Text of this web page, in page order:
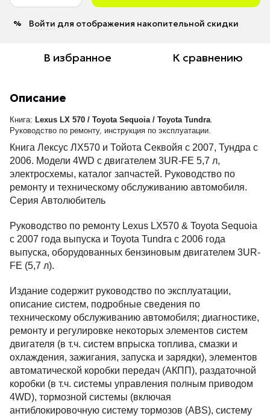
% Войти для отображения накопительной скидки
В избранное К сравнению
Описание
Книга: Lexus LX 570 / Toyota Sequoia / Toyota Tundra
Руководство по ремонту, инструкция по эксплуатации.
Книга Лексус ЛХ570 и Тойота Секвойя с 2007, Тундра с
2006. Модели 4WD c двигателем 3UR-FE 5,7 л,
электросхемы, каталог запчастей. Руководство по
ремонту и техническому обслуживанию автомобиля.
Серия Автолюбитель
Руководство по ремонту Lexus LX570 & Toyota Sequoia
с 2007 года выпуска и Toyota Tundra с 2006 года
выпуска, оборудованных бензиновым двигателем 3UR-
FE (5,7 л).
Издание содержит руководство по эксплуатации,
описание систем, подробные сведения по
техническому обслуживанию автомобиля; диагностике,
ремонту и регулировке некоторых элементов систем
двигателя (в т.ч. систем впрыска топлива, смазки и
охлаждения, зажигания, запуска и зарядки), элементов
автоматической коробки передач (АКПП), раздаточной
коробки (в т.ч. системы управления полным приводом
4WD), тормозной системы (включая
антиблокировочную систему тормозов (ABS), систему